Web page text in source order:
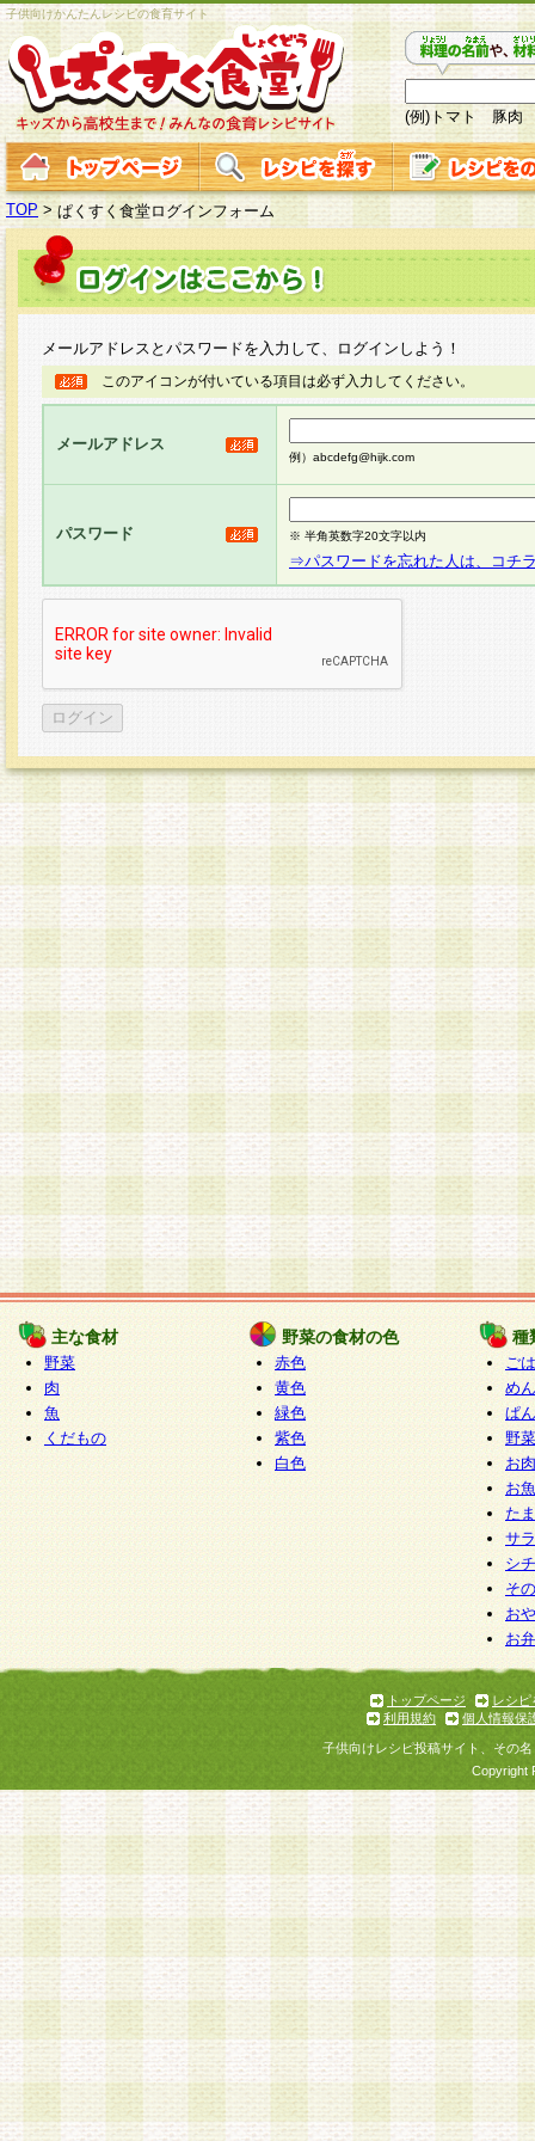
子供向けかんたんレシピの食育サイト
(例)トマト 豚肉
TOP > ぱくすく食堂ログインフォーム
メールアドレスとパスワードを入力して、ログインしよう！
このアイコンが付いている項目は必ず入力してください。
メールアドレス
例）abcdefg@hijk.com
パスワード ※ 半角英数字20文字以内
⇒パスワードを忘れた人は、コチ
主な食材
野菜
肉
魚
くだもの
野菜の食材の色
赤色
黄色
緑色
紫色
白色
種
ご
めん
ぱん
野
お
お
た
サ
シ
そ
お
お
トップページ
レシピ
利用規約
個人情報保
子供向けレシピ投稿サイト、その
Copyright